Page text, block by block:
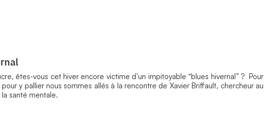
êtes-vous cet hiver encore victime d’un impitoyable “blues hivernal” ? Pour
y pallier nous sommes allés à la rencontre de Xavier Briffault, chercheur au
santé mentale.